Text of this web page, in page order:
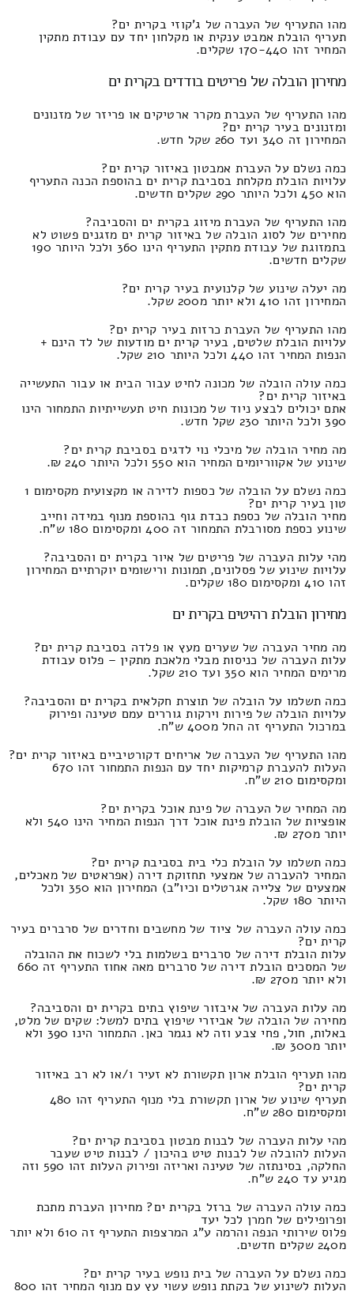
מהו התעריף של העברה של ג'קוזי בקרית ים?
תעריף הובלת אמבט ענקית או מקלחון יחד עם עבודת מתקין
המחיר זהו 170-440 שקלים.
מחירון הובלה של פריטים בודדים בקרית ים
מהו התעריף של העברת מקרר ארטיקים או פריזר של מזנונים
ומזנונים בעיר קרית ים?
המחירון זה 340 ועד 260 שקל חדש.
כמה נשלם על העברת אמבטון באיזור קרית ים?
עלויות הובלת מקלחת בסביבת קרית ים בהוספת הכנה התעריף
הוא 450 ולכל היותר 290 שקלים חדשים.
מהו התעריף של העברת מיזוג בקרית ים והסביבה?
מחירים של לסוג הובלה של באיזור קרית ים מזגנים פשוט לא
בתמזוגת של עבודת מתקין התעריף הינו 360 ולכל היותר 190
שקלים חדשים.
מה יעלה שינוע של קלנועית בעיר קרית ים?
המחירון זהו 410 ולא יותר מ200 שקל.
מהו התעריף של העברת כרזות בעיר קרית ים?
עלויות הובלת שלטים, בעיר קרית ים מודעות של לד הינם +
הנפות המחיר זהו 440 ולכל היותר 210 שקל.
כמה עולה הובלה של מכונה לחיט עבור הבית או עבור התעשייה
באיזור קרית ים?
אתם יכולים לבצע ניוד של מכונות חיט תעשייתיות התמחור הינו
390 ולכל היותר 230 שקל חדש.
מה מחיר הובלה של מיכלי נוי לדגים בסביבת קרית ים?
שינוע של אקווריומים המחיר הוא 550 ולכל היותר 240 ₪.
כמה נשלם על הובלה של כספות לדירה או מקצועית מקסימום 1
טון בעיר קרית ים?
מחיר הובלה של כספת כבדת גוף בהוספת מנוף במידה וחייב
שינוע כספת מסורבלת התמחור זה 400 ומקסימום 180 ש"ח.
מהי עלות העברה של פריטים של איור בקרית ים והסביבה?
עלויות שינוע של פסלונים, תמונות ורישומים יוקרתיים המחירון
זהו 410 ומקסימום 180 שקלים.
מחירון הובלת רהיטים בקרית ים
מה מחיר העברה של שערים מעץ או פלדה בסביבת קרית ים?
עלות העברה של כניסות מבלי מלאכת מתקין – פלוס עבודת
מרימים המחיר הוא 350 ועד 210 שקל.
כמה תשלמו על הובלה של תוצרת חקלאית בקרית ים והסביבה?
עלויות הובלה של פירות וירקות גוררים עמם טעינה ופירוק
במרכול התעריף זה החל מ400 ש"ח.
מהו התעריף של העברה של אריחים דקורטיביים באיזור קרית ים?
העלות להעברת קרמיקות יחד עם הנפות התמחור זהו 670
ומקסימום 210 ש"ח.
מה המחיר של העברה של פינת אוכל בקרית ים?
אופציות של הובלת פינת אוכל דרך הנפות המחיר הינו 540 ולא
יותר מ270 ₪.
כמה תשלמו על הובלת כלי בית בסביבת קרית ים?
המחיר להעברה של אמצעי תחזוקת דירה (אפראטים של מאכלים,
אמצעים של צלייה אגרטלים וכיו"ב) המחירון הוא 350 ולכל
היותר 180 שקל.
כמה עולה העברה של ציוד של מחשבים וחדרים של סרברים בעיר
קרית ים?
עלות הובלת דירה של סרברים בשלמות בלי לשכוח את ההובלה
של המסכים הובלת דירה של סרברים מאה אחוז התעריף זה 660
ולא יותר מ270 ₪.
מה עלות העברה של איבזור שיפוץ בתים בקרית ים והסביבה?
מחירה של הובלה של אביזרי שיפוץ בתים למשל: שקים של מלט,
באלות, חול, פחי צבע וזה לא נגמר כאן. התמחור הינו 390 ולא
יותר מ300 ₪.
מהו תעריף הובלת ארון תקשורת לא זעיר ו/או לא רב באיזור
קרית ים?
תעריף שינוע של ארון תקשורת בלי מנוף התעריף זהו 480
ומקסימום 280 ש"ח.
מהי עלות העברה של לבנות מבטון בסביבת קרית ים?
העלות להובלה של לבנות טיט בהיכון / לבנות טיט שעבר
החלקה, בסינתזה של טעינה ואריזה ופירוק העלות זהו 590 וזה
מגיע עד 240 ש"ח.
כמה עולה העברה של ברזל בקרית ים? מחירון העברת מתכת
ופרופילים של חמרן לכל יעד
פלוס שירותי הנפה והרמה ע"ג המרצפות התעריף זה 610 ולא יותר
מ240 שקלים חדשים.
כמה נשלם על העברה של בית נופש בעיר קרית ים?
העלות לשינוע של בקתת נופש עשוי עץ עם מנוף המחיר זהו 800